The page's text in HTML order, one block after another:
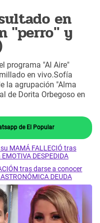
en
"perro" y
programa "Al Aire"
en vivo.Sofía
la agrupación "Alma
de Dorita Orbegoso en
de El Popular
MAMÁ FALLECIÓ tras
DESPEDIDA
tras darse a conocer
DEUDA